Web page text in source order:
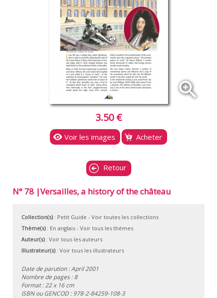
zoom_in
3.50 €
Voir les images Acheter
Retour
N° 78 |Versailles, a history of the château
Collection(s): Petit Guide - Voir toutes les collections
Thème(s): En anglais- Voir tous les thèmes
Auteur(s): Voir tous les auteurs
Illustrateur(s): Voir tous les illustrateurs
Date de parution : April 2001
Nombre de pages : 8
Format : 22 x 16 cm
ISBN ou GENCOD :978-2-84259-108-3